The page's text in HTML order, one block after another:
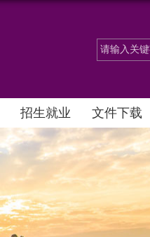
招生就业 文件下载